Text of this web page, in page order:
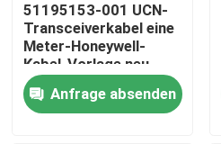
Produkte
Plc-Steuereinheit
51195153-001 UCN-
Transceiverkabel eine
Meter-Honeywell-
Kabel-Vorlage neu
Anfrage absenden